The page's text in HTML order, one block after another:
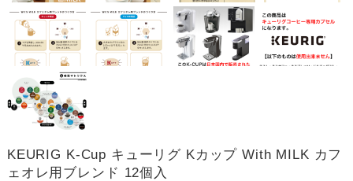
KEURIG K-Cup キューリグ Kカップ With MILK カフ
ェオレ用ブレンド 12個入